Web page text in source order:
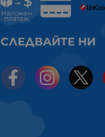
СЛЕДВАЙТЕ НИ